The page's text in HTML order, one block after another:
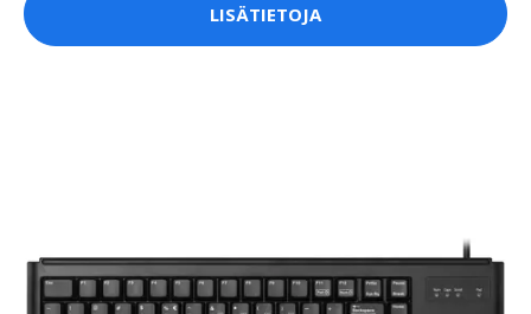
LISÄTIETOJA